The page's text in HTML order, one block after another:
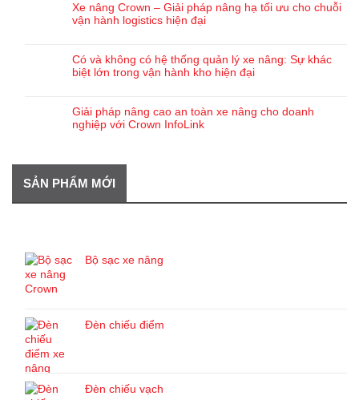
Xe nâng Crown – Giải pháp nâng hạ tối ưu cho chuỗi
vận hành logistics hiện đại
Có và không có hệ thống quản lý xe nâng: Sự khác
biệt lớn trong vận hành kho hiện đại
Giải pháp nâng cao an toàn xe nâng cho doanh
nghiệp với Crown InfoLink
SẢN PHẨM MỚI
Bộ sạc xe nâng
Đèn chiếu điểm
Đèn chiếu vạch